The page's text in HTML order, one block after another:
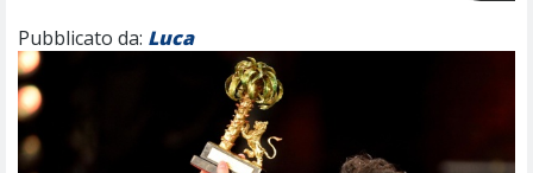
Pubblicato da: Luca